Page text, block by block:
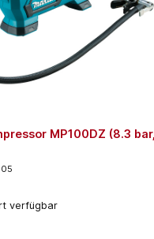
MP100DZ (8.3 bar,
verfügbar